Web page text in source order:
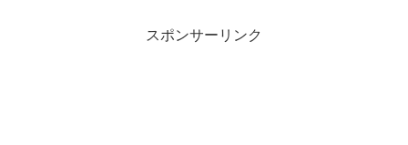
スポンサーリンク